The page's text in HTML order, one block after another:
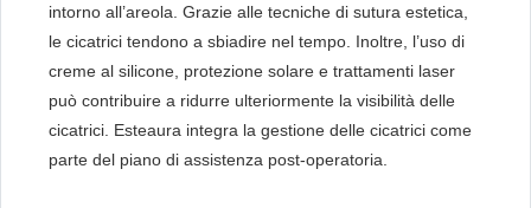
intorno all’areola. Grazie alle tecniche di sutura estetica,
le cicatrici tendono a sbiadire nel tempo. Inoltre, l’uso di
creme al silicone, protezione solare e trattamenti laser
può contribuire a ridurre ulteriormente la visibilità delle
cicatrici. Esteaura integra la gestione delle cicatrici come
parte del piano di assistenza post-operatoria.